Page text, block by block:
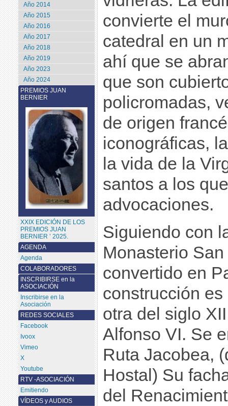
convierte el
catedral en un
ahí que se
que son
policromadas,
de origen
iconográficas,
la vida de la
santos a los
advocaciones.
Siguiendo con
Monasterio
convertido en
construcción
otra del siglo
Alfonso VI. Se
Ruta Jacobea,
Hostal) Su
del
AGENDA
Agenda
COLABORADORES
Año 2014
Año 2015
Año 2016
Año 2017
Año 2018
Año 2019
Año 2023
Año 2024
INSCRIBIRSE en la
ASOCIACIÓN
Inscribirse en la
Asociación
PREMIOS JUAN
BERNIER
XXIX EDICIÓN DE LOS
PREMIOS JUAN
BERNIER ’ 2025.
REDES SOCIALES
Facebook
Ivoox
Vimeo
X
Youtube
RTV -ASOCIACIÓN
Emitiendo
VÍDEOS y AUDIOS